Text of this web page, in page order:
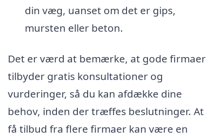
din væg, uanset om det er gips,
mursten eller beton.
Det er værd at bemærke, at gode firmaer
tilbyder gratis konsultationer og
vurderinger, så du kan afdække dine
behov, inden der træffes beslutninger. At
få tilbud fra flere firmaer kan være en